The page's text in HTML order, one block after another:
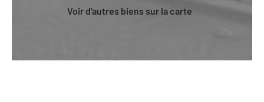
Voir d'autres biens sur la carte